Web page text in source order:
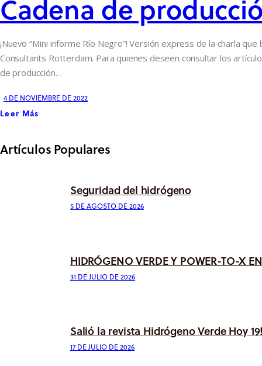
Cadena de
¡Nuevo “Mini informe Río Negro”! Versión express de la charla
Consultants Rotterdam. Para quienes deseen consultar los
de producción…
4 DE NOVIEMBRE DE 2022
Leer Más
Artículos Populares
Seguridad del hidrógeno
5 DE AGOSTO DE 2026
HIDRÓGENO VERDE Y POWER-TO-X
31 DE JULIO DE 2026
Salió la revista Hidrógeno Verde Hoy 19!
17 DE JULIO DE 2026